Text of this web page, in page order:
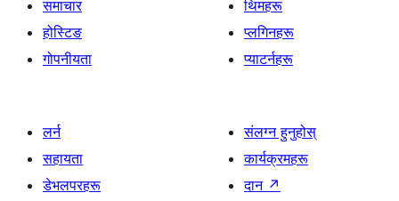
समाचार
होस्टिङ
गोपनीयता
थिमहरू
प्लगिनहरू
प्याटर्नहरू
लर्न
सहायता
डेभलपरहरू
संलग्न हुनुहोस्
कार्यक्रमहरू
दान ↗